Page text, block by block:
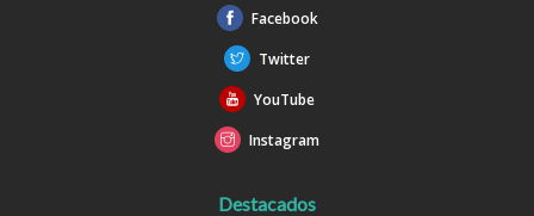
Facebook
Twitter
YouTube
Instagram
Destacados